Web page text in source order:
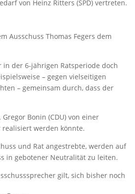
von Heinz Ritters (SPD) vertreten.
Ausschuss Thomas Fegers dem
der 6-jährigen Ratsperiode doch
– gegen vielseitigen
– gemeinsam durch, dass der
Bonin (CDU) von einer
werden könnte.
und Rat angestrebte, werden auf
in gebotener Neutralität zu leiten.
gilt, sich bisher noch